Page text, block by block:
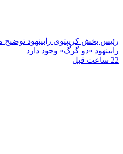
رئیس بخش کریپتوی رابینهود توضیح
رابینهود «دو گرگ» وجود دارد
22 ساعت قبل